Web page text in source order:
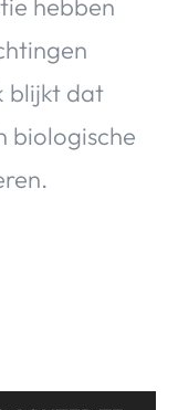
hebben
blijkt dat
biologische